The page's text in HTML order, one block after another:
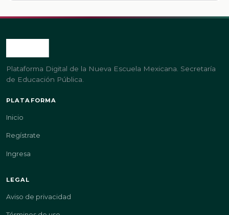
Plataforma Digital de la Nueva Escuela Mexicana. Secretaría
de Educación Pública.
PLATAFORMA
Inicio
Regístrate
Ingresa
LEGAL
Aviso de privacidad